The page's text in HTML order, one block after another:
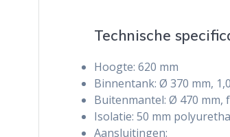
Technische
Hoogte: 620 mm
Binnentank: Ø 370 mm,
Buitenmantel: Ø 470 mm,
Isolatie: 50 mm
Aansluitingen: